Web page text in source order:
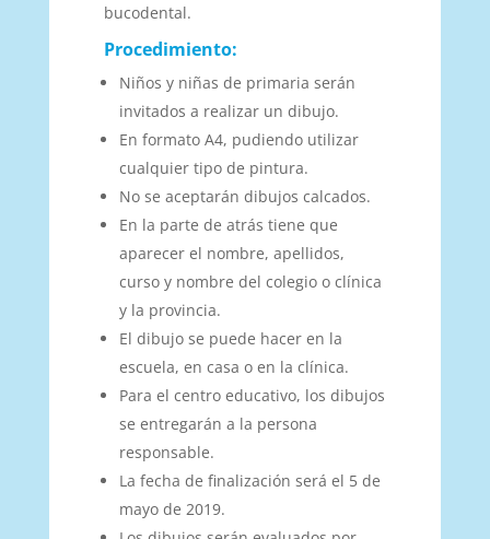
bucodental.
Procedimiento:
Niños y niñas de primaria serán
invitados a realizar un dibujo.
En formato A4, pudiendo utilizar
cualquier tipo de pintura.
No se aceptarán dibujos calcados.
En la parte de atrás tiene que
aparecer el nombre, apellidos,
curso y nombre del colegio o clínica
y la provincia.
El dibujo se puede hacer en la
escuela, en casa o en la clínica.
Para el centro educativo, los dibujos
se entregarán a la persona
responsable.
La fecha de finalización será el 5 de
mayo de 2019.